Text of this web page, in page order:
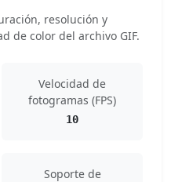
resolución y
de color del archivo GIF.
Velocidad de
fotogramas (FPS)
10
Soporte de